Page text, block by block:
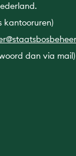
kantooruren)
dan via mail)